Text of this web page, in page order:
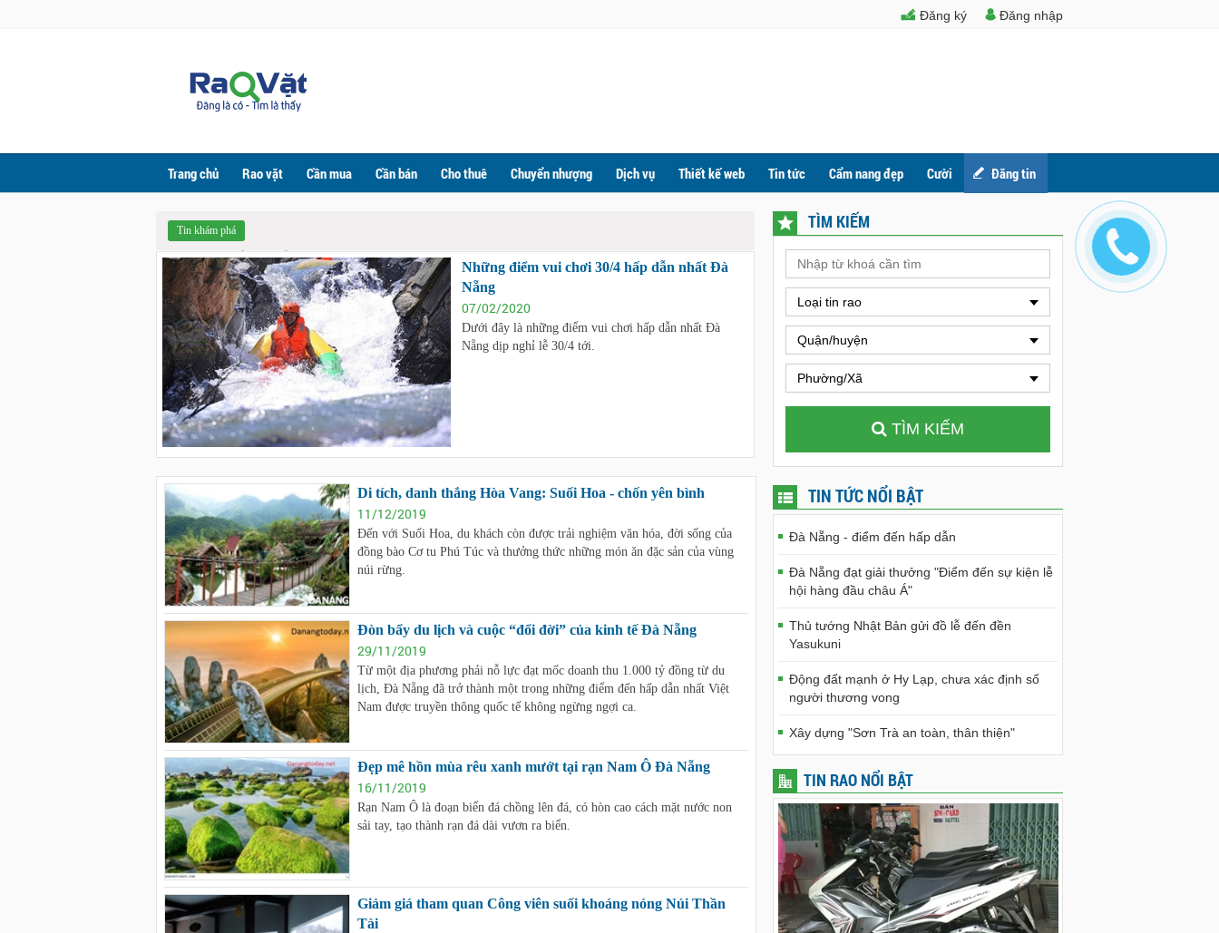
Đăng nhập
Đăng ký
Trang chủ Rao vặt Cần mua Cần bán Cho thuê Chuyển nhượng Dịch vụ Thiết kế web Tin tức Cẩm nang đẹp Cười Đăng tin
Tin khám phá
TIN KHÁM PHÁ
Những điểm vui chơi 30/4 hấp dẫn nhất Đà
Nẵng
07/02/2020
Dưới đây là những điểm vui chơi hấp dẫn nhất Đà
Nẵng dịp nghỉ lễ 30/4 tới.
Di tích, danh thắng Hòa Vang: Suối Hoa - chốn yên bình
11/12/2019
Đến với Suối Hoa, du khách còn được trải nghiệm văn hóa, đời sống của
đồng bào Cơ tu Phú Túc và thưởng thức những món ăn đặc sản của vùng
núi rừng.
Đòn bẩy du lịch và cuộc “đổi đời” của kinh tế Đà Nẵng
29/11/2019
Từ một địa phương phải nỗ lực đạt mốc doanh thu 1.000 tỷ đồng từ du
lịch, Đà Nẵng đã trở thành một trong những điểm đến hấp dẫn nhất Việt
Nam được truyền thông quốc tế không ngừng ngợi ca.
Đẹp mê hồn mùa rêu xanh mướt tại rạn Nam Ô Đà Nẵng
16/11/2019
Rạn Nam Ô là đoạn biển đá chồng lên đá, có hòn cao cách mặt nước non
sải tay, tạo thành rạn đá dài vươn ra biển.
Giảm giá tham quan Công viên suối khoáng nóng Núi Thần
Tài
TÌM KIẾM
Loại tin rao
Quận/huyện
Phường/Xã
TÌM KIẾM
TIN TỨC NỔI BẬT
Đà Nẵng - điểm đến hấp dẫn
Đà Nẵng đạt giải thưởng "Điểm đến sự kiện lễ
hội hàng đầu châu Á"
Thủ tướng Nhật Bản gửi đồ lễ đến đền
Yasukuni
Động đất mạnh ở Hy Lạp, chưa xác định số
người thương vong
Xây dựng "Sơn Trà an toàn, thân thiện"
TIN RAO NỔI BẬT